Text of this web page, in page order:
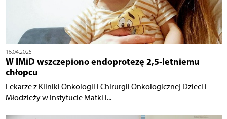
16.04.2025
W IMiD wszczepiono endoprotezę 2,5-letniemu
chłopcu
Lekarze z Kliniki Onkologii i Chirurgii Onkologicznej Dzieci i
Młodzieży w Instytucie Matki i...